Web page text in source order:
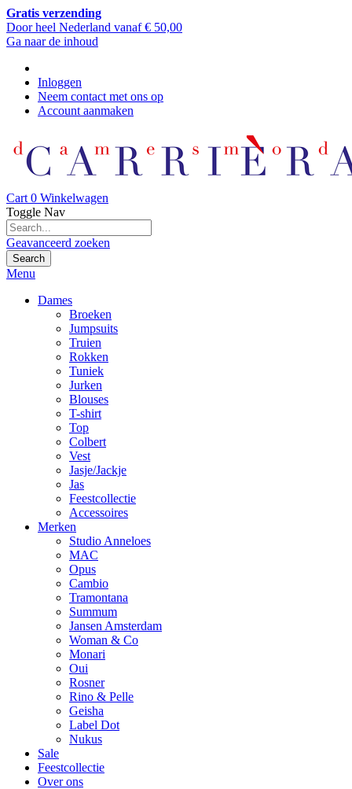
Gratis verzending
Door heel Nederland vanaf € 50,00
Ga naar de inhoud
Inloggen
Neem contact met ons op
Account aanmaken
Cart 0 Winkelwagen
Toggle Nav
Geavanceerd zoeken
Search
Menu
Dames
Broeken
Jumpsuits
Truien
Rokken
Tuniek
Jurken
Blouses
T-shirt
Top
Colbert
Vest
Jasje/Jackje
Jas
Feestcollectie
Accessoires
Merken
Studio Anneloes
MAC
Opus
Cambio
Tramontana
Summum
Jansen Amsterdam
Woman & Co
Monari
Oui
Rosner
Rino & Pelle
Geisha
Label Dot
Nukus
Sale
Feestcollectie
Over ons